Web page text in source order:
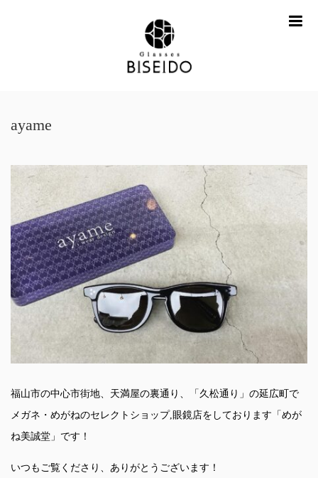
ayame
福山市の中心市街地、天満屋の裏通り、「久松通り」の延広町で
メガネ・めがねのセレクトショップ,眼鏡店をしております「めが
ね美誠堂」です！
いつもご覧くださり、ありがとうございます！